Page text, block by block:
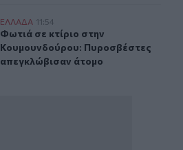
Κουμουνδούρου: Πυροσβέστες
ΕΛΛAΔΑ 11:54
Φωτιά σε κτίριο στην
Φωτιά σε κτίριο στην
Κουμουνδούρου: Πυροσβέστες
απεγκλώβισαν άτομο